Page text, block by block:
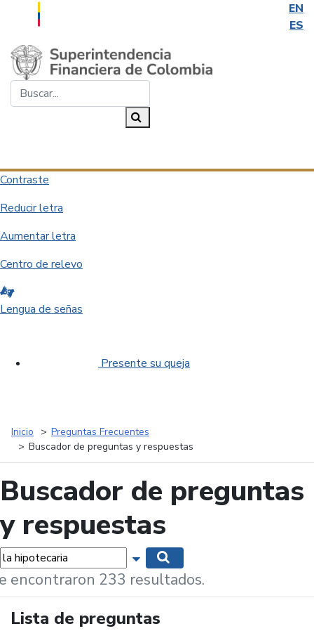
EN
ES
Saltar al contenido principal
Contraste
Reducir letra
Aumentar letra
Centro de relevo
Lengua de señas
Presente su queja
Inicio
Preguntas Frecuentes
Buscador de preguntas y respuestas
Buscador de preguntas
y respuestas
Mostrar opciones de búsqueda
encontraron 233 resultados.
Lista de preguntas